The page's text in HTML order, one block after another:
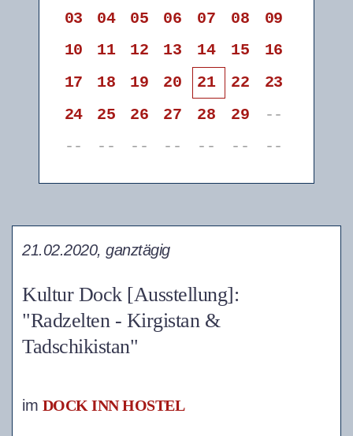
03
04 05 06 07 08
09
10
11 12 13 14 15
16
17
18 19 20 21 22
23
24
25 26 27 28 29
--
--
-- -- -- -- -- --
Kultur Dock [Ausstellung]:
"Radzelten - Kirgistan &
Tadschikistan"
21.02.2020, ganztägig
im DOCK INN HOSTEL